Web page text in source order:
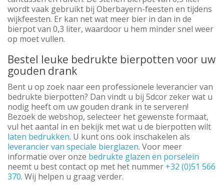
wordt vaak gebruikt bij Oberbayern-feesten en tijdens
wijkfeesten. Er kan net wat meer bier in dan in de
bierpot van 0,3 liter, waardoor u hem minder snel weer
op moet vullen.
Bestel leuke bedrukte bierpotten voor uw
gouden drank
Bent u op zoek naar een professionele leverancier van
bedrukte bierpotten? Dan vindt u bij 5dcor zeker wat u
nodig heeft om uw gouden drank in te serveren!
Bezoek de webshop, selecteer het gewenste formaat,
vul het aantal in en bekijk met wat u de bierpotten wilt
laten bedrukken. U kunt ons ook inschakelen als
leverancier van speciale bierglazen. Voor meer
informatie over onze bedrukte glazen en porselein
neemt u best contact op met het nummer +32 (0)51 566
370. Wij helpen u graag verder.